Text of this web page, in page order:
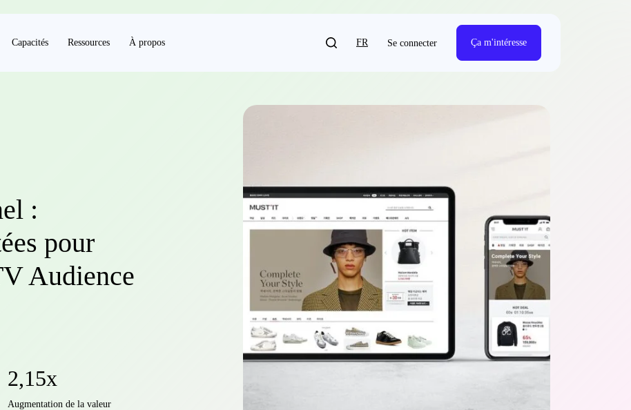
Capacités Ressources À propos FR Se connecter Ça m'intéresse
:
pour
Audience
2,15x
Augmentation de la valeur